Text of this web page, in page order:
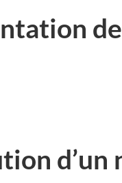
d’un